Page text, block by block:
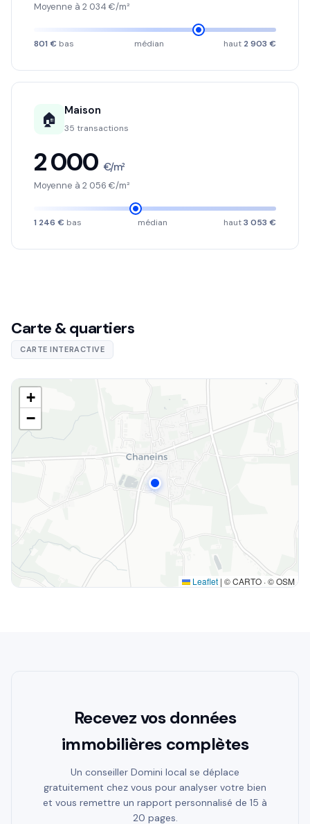
Moyenne à 2 034 €/m²
801 € bas médian haut 2 903 €
🏠 Maison
35 transactions
2 000 €/m²
Moyenne à 2 056 €/m²
1 246 € bas médian haut3 053 €
Carte & quartiers
CARTE INTERACTIVE
+
−
Leaflet | © CARTO · © OSM
Recevez vos données
immobilières complètes
Un conseiller Domini local se déplace
gratuitement chez vous pour analyser votre bien
et vous remettre un rapport personnalisé de 15 à
20 pages.